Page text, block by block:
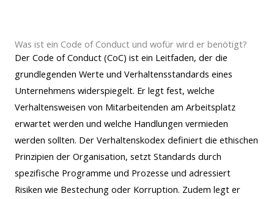
Was ist ein Code of Conduct und wofür wird er benötigt?
Der Code of Conduct (CoC) ist ein Leitfaden, der die
grundlegenden Werte und Verhaltensstandards eines
Unternehmens widerspiegelt. Er legt fest, welche
Verhaltensweisen von Mitarbeitenden am Arbeitsplatz
erwartet werden und welche Handlungen vermieden
werden sollten. Der Verhaltenskodex definiert die ethischen
Prinzipien der Organisation, setzt Standards durch
spezifische Programme und Prozesse und adressiert
Risiken wie Bestechung oder Korruption. Zudem legt er